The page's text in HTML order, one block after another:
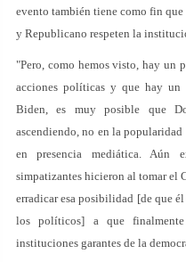
evento también tiene como fin
y Republicano respeten la
"Pero, como hemos visto, hay un
acciones políticas y que hay un
Biden, es muy posible que
ascendiendo, no en la
en presencia mediática. Aún
simpatizantes hicieron al tomar el
erradicar esa posibilidad [de que
los políticos] a que
instituciones garantes de la